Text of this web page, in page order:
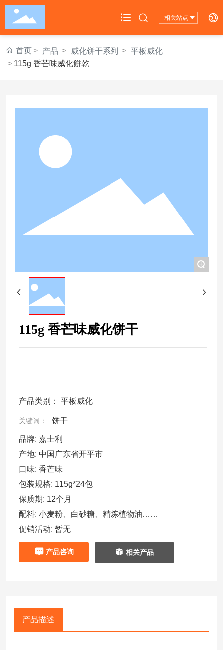
首页
新闻中心
相关站点
首页 产品 威化饼干系列
平板威化
115g 香芒味威化餅乾
+
115g 香芒味威化饼干
产品类别： 平板威化
关键词： 饼干
品牌:嘉士利
产地: 中国广东省开平市
口味:香芒味
包装规格: 115g*24包
保质期: 12个月
配料:小麦粉、白砂糖、精炼植物油……
促销活动:暂无
产品咨询 相关产品
产品描述